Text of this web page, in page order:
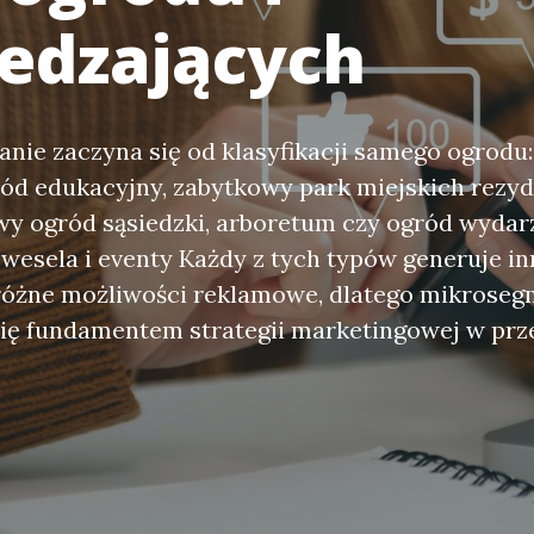
zaczyna się od klasyfikacji samego
edukacyjny, zabytkowy park miejskich
ogród sąsiedzki, arboretum czy ogród
i eventy Każdy z tych typów generuje
możliwości reklamowe, dlatego
fundamentem strategii marketingowej w